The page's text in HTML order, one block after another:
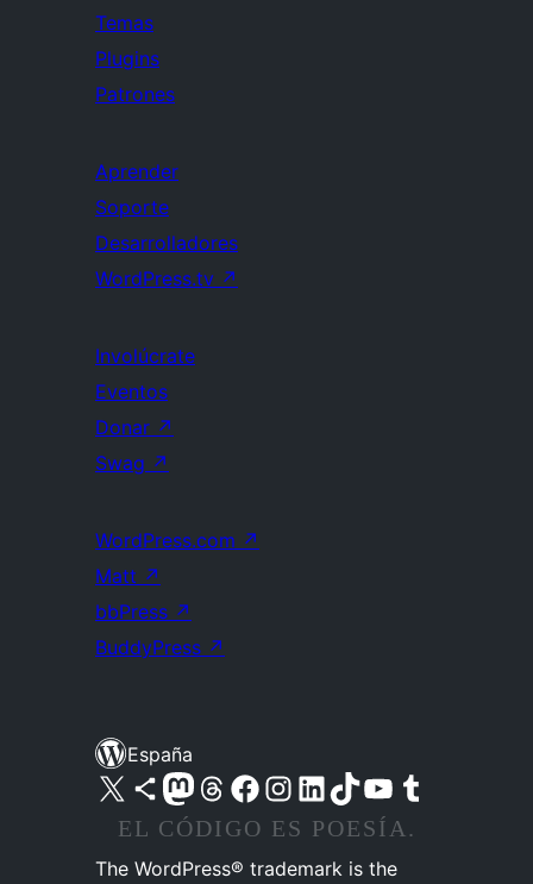
Temas
Plugins
Patrones
Aprender
Soporte
Desarrolladores
WordPress.tv ↗
Involúcrate
Eventos
Donar ↗
Swag ↗
WordPress.com ↗
Matt ↗
bbPress ↗
BuddyPress ↗
España
Visita nuestra cuenta de X (anteriormente Twitter)
Visita nuestra cuenta de Bluesky
Visita nuestra cuenta de Mastodon
Visita nuestra cuenta de Threads
Visita nuestra página de Facebook
Visita nuestra cuenta de Instagram
Visita nuestra cuenta de LinkedIn
Visita nuestra cuenta de TikTok
Visita nuestro canal de YouTube
Visita nuestra cuenta de Tumblr
EL CÓDIGO ES POESÍA.
The WordPress® trademark is the